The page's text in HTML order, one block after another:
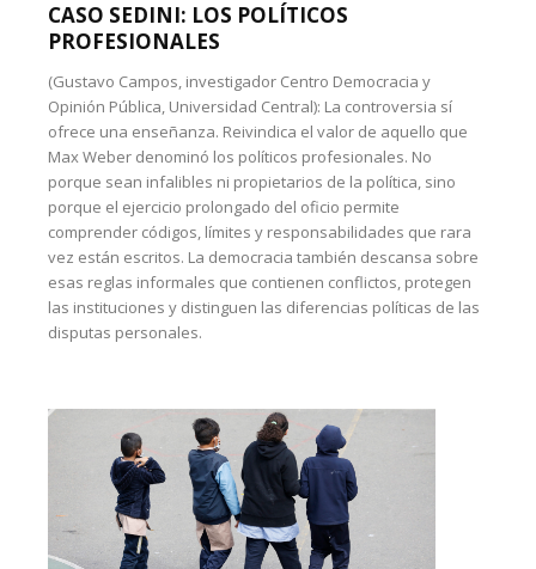
CASO SEDINI: LOS POLÍTICOS
PROFESIONALES
(Gustavo Campos, investigador Centro Democracia y
Opinión Pública, Universidad Central): La controversia sí
ofrece una enseñanza. Reivindica el valor de aquello que
Max Weber denominó los políticos profesionales. No
porque sean infalibles ni propietarios de la política, sino
porque el ejercicio prolongado del oficio permite
comprender códigos, límites y responsabilidades que rara
vez están escritos. La democracia también descansa sobre
esas reglas informales que contienen conflictos, protegen
las instituciones y distinguen las diferencias políticas de las
disputas personales.